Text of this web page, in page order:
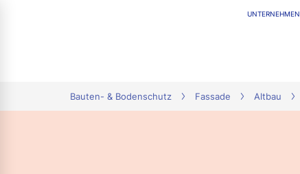
UNTERNEHMEN
Bauten- & Bodenschutz Fassade Altbau